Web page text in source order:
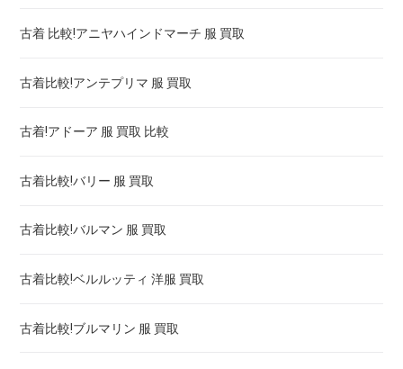
カルティエ 時計 タンク 買取 ! 高く売るには
カルティエ アンティーク 時計 買取 ! 高く売るには
カルティエ 時計 パンテール 買取 ! 高く売るには
カルティエ 時計 パシャ 買取 価格 ! 高く売るには
ベニュワール カルティエ 買取価格 ! 高く売るには
カリブル ドゥ カルティエ 買取価格 ! 高く売るには
古着 比較!アニヤハインドマーチ 服 買取
古着比較!アンテプリマ 服 買取
古着!アドーア 服 買取 比較
古着比較!バリー 服 買取
古着比較!バルマン 服 買取
古着比較!ベルルッティ 洋服 買取
古着比較!ブルマリン 服 買取